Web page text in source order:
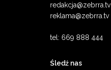
redakcja@zebrra.tv
reklama@zebrra.tv
tel: 669 888 444
Śledź nas